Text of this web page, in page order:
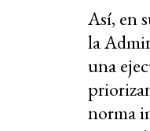
Así, en
la
una
norma